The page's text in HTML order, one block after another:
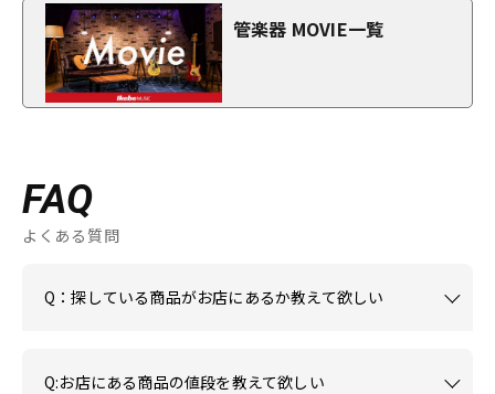
管楽器 MOVIE一覧
FAQ
よくある質問
Q：探している商品がお店にあるか教えて欲しい
Q:お店にある商品の値段を教えて欲しい